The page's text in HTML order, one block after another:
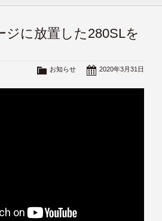
に放置した280SLを
2020年3月31日
お知らせ